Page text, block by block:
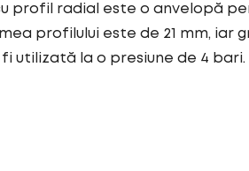
cu profil radial este o anvelopă
profilului este de 21 mm, iar
utilizată la o presiune de 4 bari.